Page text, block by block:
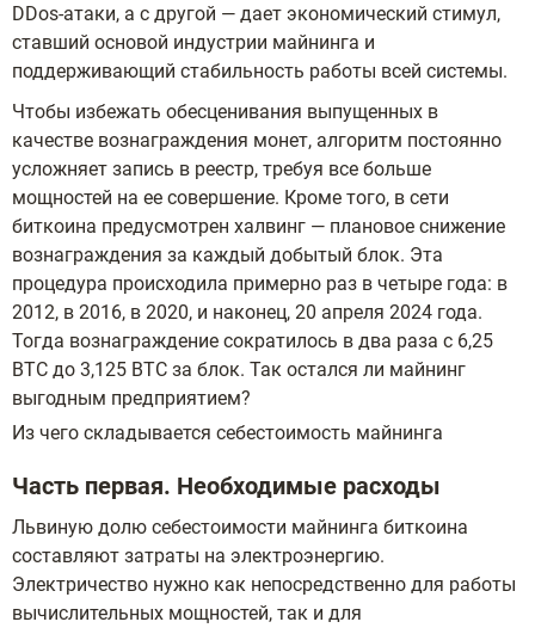
DDos-атаки, а с другой — дает экономический стимул,
ставший основой индустрии майнинга и
поддерживающий стабильность работы всей системы.
Чтобы избежать обесценивания выпущенных в
качестве вознаграждения монет, алгоритм постоянно
усложняет запись в реестр, требуя все больше
мощностей на ее совершение. Кроме того, в сети
биткоина предусмотрен халвинг — плановое снижение
вознаграждения за каждый добытый блок. Эта
процедура происходила примерно раз в четыре года: в
2012, в 2016, в 2020, и наконец, 20 апреля 2024 года.
Тогда вознаграждение сократилось в два раза с 6,25
BTC до 3,125 BTC за блок. Так остался ли майнинг
выгодным предприятием?
Из чего складывается себестоимость майнинга
Часть первая. Необходимые расходы
Львиную долю себестоимости майнинга биткоина
составляют затраты на электроэнергию.
Электричество нужно как непосредственно для работы
вычислительных мощностей, так и для